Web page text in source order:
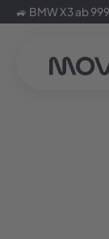
🚙 BMW X3 ab